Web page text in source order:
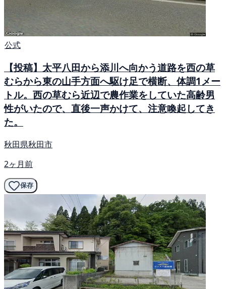
公式
【投稿】太平八田から添川へ向かう道路を西の草
むらから東の山手方面へ駆け足で横断、体調1メー
トル。西の草むら近辺で農作業をしていた高齢男
性がいたので、直後一声かけて、注意喚起してき
た。
秋田県秋田市
2ヶ月前
保存